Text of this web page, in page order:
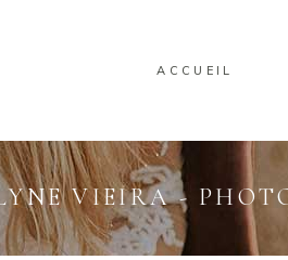
ACCUEIL
VIEIRA -